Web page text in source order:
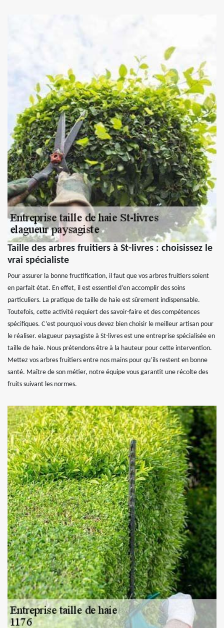
Taille des arbres fruitiers à St-livres : choisissez le
vrai spécialiste
Pour assurer la bonne fructification, il faut que vos arbres fruitiers soient
en parfait état. En effet, il est essentiel d’en accomplir des soins
particuliers. La pratique de taille de haie est sûrement indispensable.
Toutefois, cette activité requiert des savoir-faire et des compétences
spécifiques. C’est pourquoi vous devez bien choisir le meilleur artisan pour
le réaliser. elagueur paysagiste à St-livres est une entreprise spécialisée en
taille de haie. Nous prétendons être à la hauteur pour cette intervention.
Mettez vos arbres fruitiers entre nos mains pour qu’ils restent en bonne
santé. Maître de son métier, notre équipe vous garantit une récolte des
fruits suivant les normes.